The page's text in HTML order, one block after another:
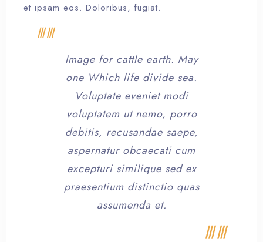
et ipsam eos. Doloribus, fugiat.
Image for cattle earth. May
one Which life divide sea.
Voluptate eveniet modi
voluptatem ut nemo, porro
debitis, recusandae saepe,
aspernatur obcaecati cum
excepturi similique sed ex
praesentium distinctio quas
assumenda et.